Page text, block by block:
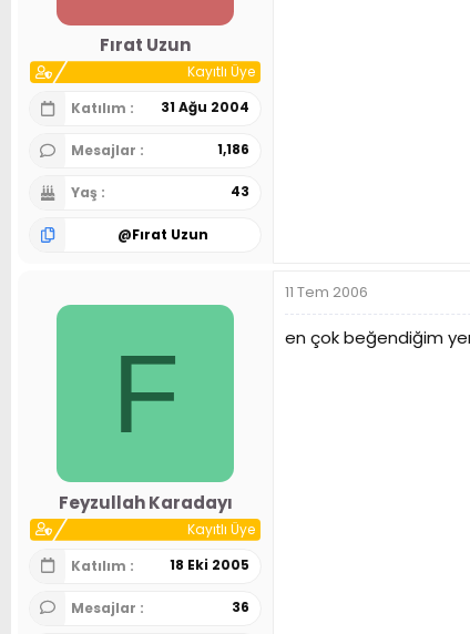
Fırat Uzun
Kayıtlı Üye
Katılım
31 Ağu 2004
Mesajlar 1,186
Yaş 43
@Fırat Uzun
F
Feyzullah Karadayı
Kayıtlı Üye
Katılım
18 Eki 2005
Mesajlar 36
11 Tem 2006
en çok beğendiğim